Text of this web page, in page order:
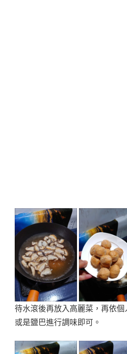
待水滾後再放入高麗菜，再依
或是鹽巴進行調味即可。